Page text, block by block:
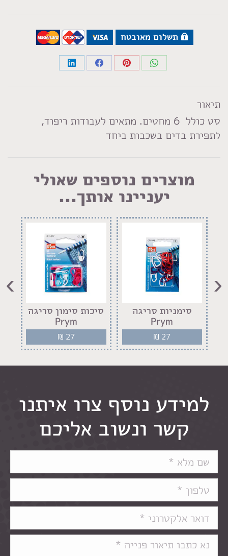
תשלום מאובטח
Share
Share
Share
Share
תיאור
סט כולל 6 מחטים. מתאים לעבודות ריפוד,
לתפירת בדים בשכבות ביחד
מוצרים נוספים שאולי
יעניינו אותך...
סימניות סריגה
Prym
₪ 27
סיכות סימון סריגה
Prym
₪ 27
‹
›
למידע נוסף צרו איתנו
קשר ונשוב אליכם